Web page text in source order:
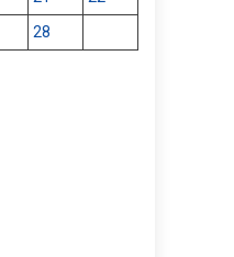
28